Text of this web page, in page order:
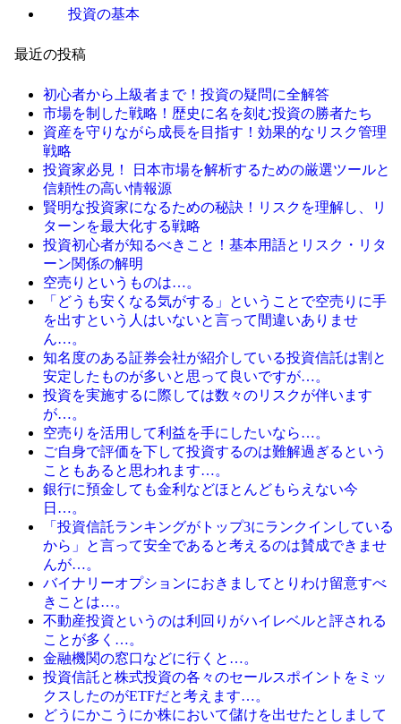
投資の基本
最近の投稿
初心者から上級者まで！投資の疑問に全解答
市場を制した戦略！歴史に名を刻む投資の勝者たち
資産を守りながら成長を目指す！効果的なリスク管理
戦略
投資家必見！ 日本市場を解析するための厳選ツールと
信頼性の高い情報源
賢明な投資家になるための秘訣！リスクを理解し、リ
ターンを最大化する戦略
投資初心者が知るべきこと！基本用語とリスク・リタ
ーン関係の解明
空売りというものは…。
「どうも安くなる気がする」ということで空売りに手
を出すという人はいないと言って間違いありませ
ん…。
知名度のある証券会社が紹介している投資信託は割と
安定したものが多いと思って良いですが…。
投資を実施するに際しては数々のリスクが伴います
が…。
空売りを活用して利益を手にしたいなら…。
ご自身で評価を下して投資するのは難解過ぎるという
こともあると思われます…。
銀行に預金しても金利などほとんどもらえない今
日…。
「投資信託ランキングがトップ3にランクインしている
から」と言って安全であると考えるのは賛成できませ
んが…。
バイナリーオプションにおきましてとりわけ留意すべ
きことは…。
不動産投資というのは利回りがハイレベルと評される
ことが多く…。
金融機関の窓口などに行くと…。
投資信託と株式投資の各々のセールスポイントをミッ
クスしたのがETFだと考えます…。
どうにかこうにか株において儲けを出せたとしまして